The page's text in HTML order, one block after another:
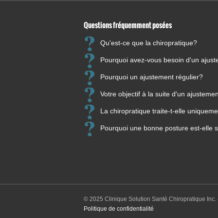
Questions fréquemment posées
Qu'est-ce que la chiropratique?
Pourquoi avez-vous besoin d'un
Pourquoi un ajustement régulier?
Votre objectif à la suite d'un
La chiropratique traite-t-elle
Pourquoi une bonne posture est-elle
© 2025 Clinique Solution Santé Chiropratique Inc.
Politique de confidentialité